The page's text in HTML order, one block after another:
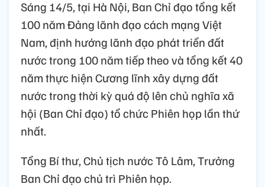
Sáng 14/5, tại Hà Nội, Ban Chỉ đạo tổng kết
100 năm Đảng lãnh đạo cách mạng Việt
Nam, định hướng lãnh đạo phát triển đất
nước trong 100 năm tiếp theo và tổng kết 40
năm thực hiện Cương lĩnh xây dựng đất
nước trong thời kỳ quá độ lên chủ nghĩa xã
hội (Ban Chỉ đạo) tổ chức Phiên họp lần thứ
nhất.
Tổng Bí thư, Chủ tịch nước Tô Lâm, Trưởng
Ban Chỉ đạo chủ trì Phiên họp.